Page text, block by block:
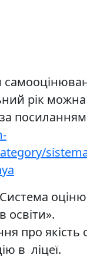
рік можна
посиланням
освіти».
про якість
в ліцеї.